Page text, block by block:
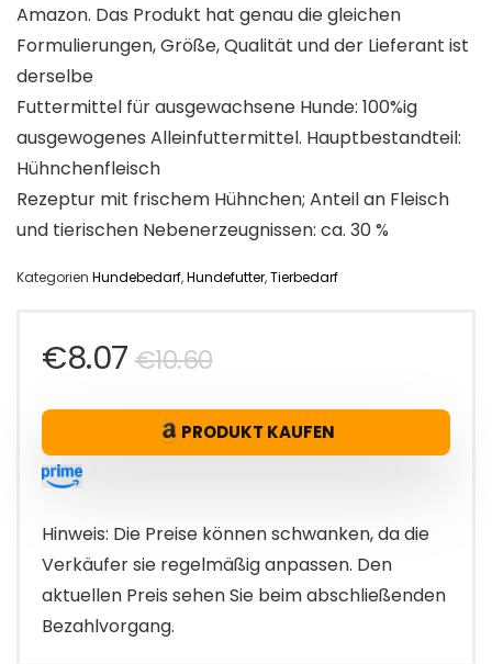
Amazon. Das Produkt hat genau die gleichen
Formulierungen, Größe, Qualität und der Lieferant ist
derselbe
Futtermittel für ausgewachsene Hunde: 100%ig
ausgewogenes Alleinfuttermittel. Hauptbestandteil:
Hühnchenfleisch
Rezeptur mit frischem Hühnchen; Anteil an Fleisch
und tierischen Nebenerzeugnissen: ca. 30 %
Kategorien Hundebedarf,Hundefutter,Tierbedarf
€10.60Ursprünglicher
Preis
war:
€8.07
Aktueller
Preis
ist:
PRODUKT KAUFEN
Hinweis: Die Preise können schwanken, da die
Verkäufer sie regelmäßig anpassen. Den
aktuellen Preis sehen Sie beim abschließenden
Bezahlvorgang.